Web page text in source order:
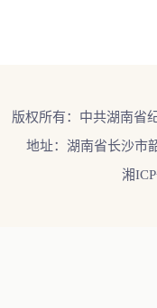
版权所有：中共湖南省
地址：湖南省长沙市
湘